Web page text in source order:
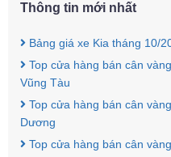
Thông tin mới nhất
Bảng giá xe Kia tháng 10/
Top cửa hàng bán cân
Vũng Tàu
Top cửa hàng bán cân
Dương
Top cửa hàng bán cân